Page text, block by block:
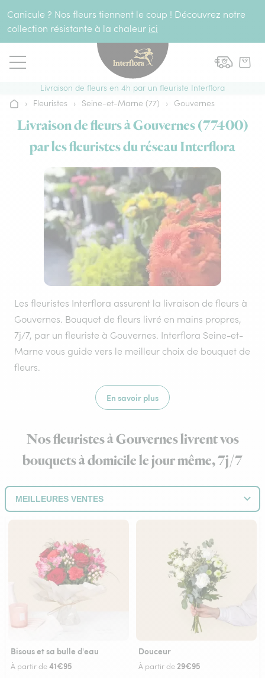
Canicule ? Nos fleurs tiennent le coup ! Découvrez notre
collection résistante à la chaleur ici
Livraison de fleurs en 4h par un fleuriste Interflora
Accueil
› Fleuristes › Seine-et-Marne (77) › Gouvernes
Livraison de fleurs à Gouvernes (77400)
par les fleuristes du réseau Interflora
Les fleuristes Interflora assurent la livraison de fleurs à
Gouvernes. Bouquet de fleurs livré en mains propres,
7j/7, par un fleuriste à Gouvernes. Interflora Seine-et-
Marne vous guide vers le meilleur choix de bouquet de
fleurs.
En savoir plus
Nos fleuristes à Gouvernes livrent vos
bouquets à domicile le jour même, 7j/7
Bisous et sa bulle d'eau
À partir de41€95
Douceur
À partir de29€95